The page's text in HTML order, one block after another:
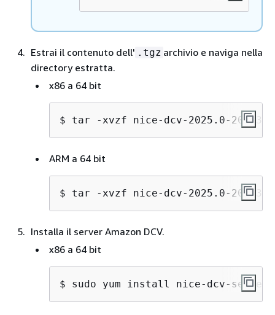
Estrai il contenuto dell' .tgz archivio e naviga nella
directory estratta.
x86 a 64 bit
$ tar -xvzf nice-dcv-2025.0-20103-
ARM a 64 bit
$ tar -xvzf nice-dcv-2025.0-20103-
Installa il server Amazon DCV.
x86 a 64 bit
$ sudo yum install nice-dcv-server-